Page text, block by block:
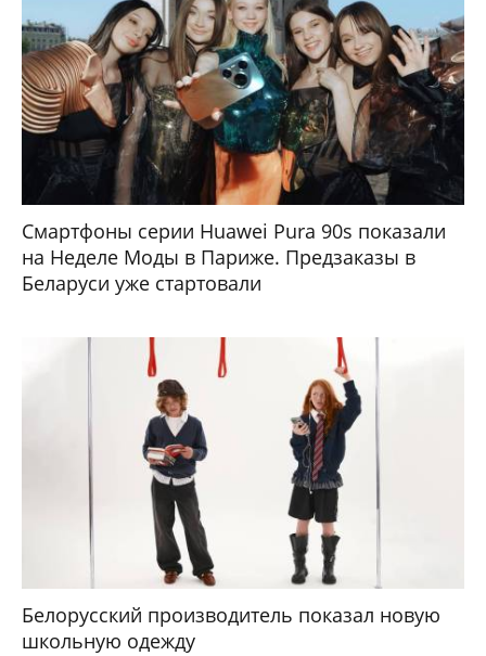
Смартфоны серии Huawei Pura 90s показали
на Неделе Моды в Париже. Предзаказы в
Беларуси уже стартовали
Белорусский производитель показал новую
школьную одежду